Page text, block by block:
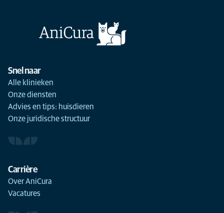
Snel naar
Alle klinieken
Onze diensten
Advies en tips: huisdieren
Onze juridische structuur
Carrière
Over AniCura
Vacatures